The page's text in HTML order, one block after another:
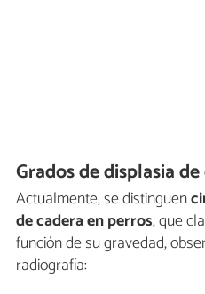
Grados de displasia
Actualmente, se distinguen
de cadera en perros, que
función de su gravedad,
radiografía: